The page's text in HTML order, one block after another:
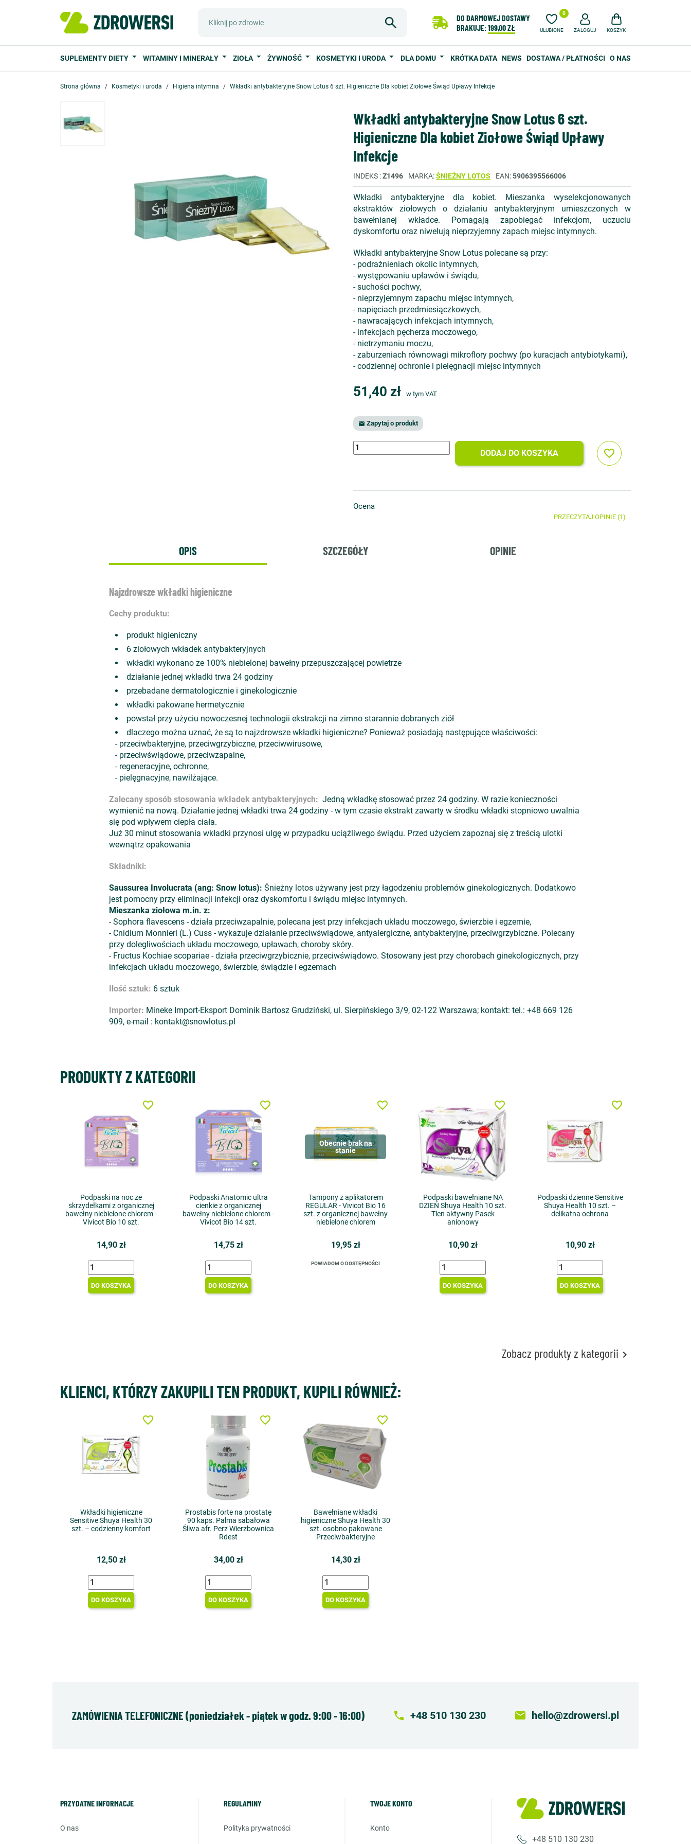
DO DARMOWEJ DOSTAWY
BRAKUJE:199,00 ZŁ ULUBIONE
0
ZALOGUJ KOSZYK
SUPLEMENTY DIETY WITAMINY I MINERAŁY ZIOŁA ŻYWNOŚĆ KOSMETYKI I URODA DLA DOMU KRÓTKA DATA NEWS DOSTAWA / PŁATNOŚCI O NAS
Strona główna Kosmetyki i uroda Higiena intymna Wkładki antybakteryjne Snow Lotus 6 szt. Higieniczne Dla kobiet Ziołowe Świąd Upławy Infekcje
Wkładki antybakteryjne Snow Lotus 6 szt.
Higieniczne Dla kobiet Ziołowe Świąd Upławy
Infekcje
INDEKS Z1496 MARKA ŚNIEŻNY LOTOS EAN 5906395566006
Wkładki antybakteryjne dla kobiet. Mieszanka wyselekcjonowanych
ekstraktów ziołowych o działaniu antybakteryjnym umieszczonych w
bawełnianej wkładce. Pomagają zapobiegać infekcjom, uczuciu
dyskomfortu oraz niwelują nieprzyjemny zapach miejsc intymnych.
Wkładki antybakteryjne Snow Lotus polecane są przy:
- podrażnieniach okolic intymnych,
- występowaniu upławów i świądu,
- suchości pochwy,
- nieprzyjemnym zapachu miejsc intymnych,
- napięciach przedmiesiączkowych,
- nawracających infekcjach intymnych,
- infekcjach pęcherza moczowego,
- nietrzymaniu moczu,
- zaburzeniach równowagi mikroflory pochwy (po kuracjach antybiotykami),
- codziennej ochronie i pielęgnacji miejsc intymnych
51,40 zł w tym VAT
 Zapytaj o produkt
DODAJ DO KOSZYKA favorite_border
Ocena
PRZECZYTAJ OPINIE (1)
OPIS SZCZEGÓŁY OPINIE
Najzdrowsze wkładki higieniczne
Cechy produktu:
produkt higieniczny
6 ziołowych wkładek antybakteryjnych
wkładki wykonano ze 100% niebielonej bawełny przepuszczającej powietrze
działanie jednej wkładki trwa 24 godziny
przebadane dermatologicznie i ginekologicznie
wkładki pakowane hermetycznie
powstał przy użyciu nowoczesnej technologii ekstrakcji na zimno starannie dobranych ziół
dlaczego można uznać, że są to najzdrowsze wkładki higieniczne? Ponieważ posiadają następujące właściwości:
- przeciwbakteryjne, przeciwgrzybiczne, przeciwwirusowe,
- przeciwświądowe, przeciwzapalne,
- regeneracyjne, ochronne,
- pielęgnacyjne, nawilżające.
Zalecany sposób stosowania wkładek antybakteryjnych: Jedną wkładkę stosować przez 24 godziny. W razie konieczności
wymienić na nową. Działanie jednej wkładki trwa 24 godziny - w tym czasie ekstrakt zawarty w środku wkładki stopniowo uwalnia
się pod wpływem ciepła ciała.
Już 30 minut stosowania wkładki przynosi ulgę w przypadku uciążliwego świądu. Przed użyciem zapoznaj się z treścią ulotki
wewnątrz opakowania
Składniki:
Saussurea Involucrata (ang: Snow lotus): Śnieżny lotos używany jest przy łagodzeniu problemów ginekologicznych. Dodatkowo
jest pomocny przy eliminacji infekcji oraz dyskomfortu i świądu miejsc intymnych.
Mieszanka ziołowa m.in. z:
- Sophora flavescens - działa przeciwzapalnie, polecana jest przy infekcjach układu moczowego, świerzbie i egzemie,
- Cnidium Monnieri (L.) Cuss - wykazuje działanie przeciwświądowe, antyalergiczne, antybakteryjne, przeciwgrzybiczne. Polecany
przy dolegliwościach układu moczowego, upławach, choroby skóry.
- Fructus Kochiae scopariae - działa przeciwgrzybicznie, przeciwświądowo. Stosowany jest przy chorobach ginekologicznych, przy
infekcjach układu moczowego, świerzbie, świądzie i egzemach
Ilość sztuk: 6 sztuk
Importer: Mineke Import-Eksport Dominik Bartosz Grudziński, ul. Sierpińskiego 3/9, 02-122 Warszawa; kontakt: tel.: +48 669 126
909, e-mail : kontakt@snowlotus.pl
PRODUKTY Z KATEGORII
Podpaski na noc ze
skrzydełkami z organicznej
bawełny niebielone chlorem -
Vivicot Bio 10 szt.
14,90 zł
DO KOSZYKA
favorite_border
Podpaski Anatomic ultra
cienkie z organicznej
bawełny niebielone chlorem -
Vivicot Bio 14 szt.
14,75 zł
DO KOSZYKA
favorite_border
Obecnie brak na
stanie
Tampony z aplikatorem
REGULAR - Vivicot Bio 16
szt. z organicznej bawełny
niebielone chlorem
19,95 zł
POWIADOM O DOSTĘPNOŚCI
favorite_border
Podpaski bawełniane NA
DZIEŃ Shuya Health 10 szt.
Tlen aktywny Pasek
anionowy
10,90 zł
DO KOSZYKA
favorite_border
Podpaski dzienne Sensitive
Shuya Health 10 szt. –
delikatna ochrona
10,90 zł
DO KOSZYKA
favorite_border
Zobacz produkty z kategorii 
KLIENCI, KTÓRZY ZAKUPILI TEN PRODUKT, KUPILI RÓWNIEŻ:
Wkładki higieniczne
Sensitive Shuya Health 30
szt. – codzienny komfort
12,50 zł
DO KOSZYKA
favorite_border
Prostabis forte na prostatę
90 kaps. Palma sabałowa
Śliwa afr. Perz Wierzbownica
Rdest
34,00 zł
DO KOSZYKA
favorite_border
Bawełniane wkładki
higieniczne Shuya Health 30
szt. osobno pakowane
Przeciwbakteryjne
14,30 zł
DO KOSZYKA
favorite_border
ZAMÓWIENIA TELEFONICZNE (poniedziałek - piątek w godz. 9:00 - 16:00) local_phone +48 510 130 230 email hello@zdrowersi.pl
PRZYDATNE INFORMACJE
o nas
REGULAMINY
polityka prywatności
TWOJE KONTO
konto
+48 510 130 230